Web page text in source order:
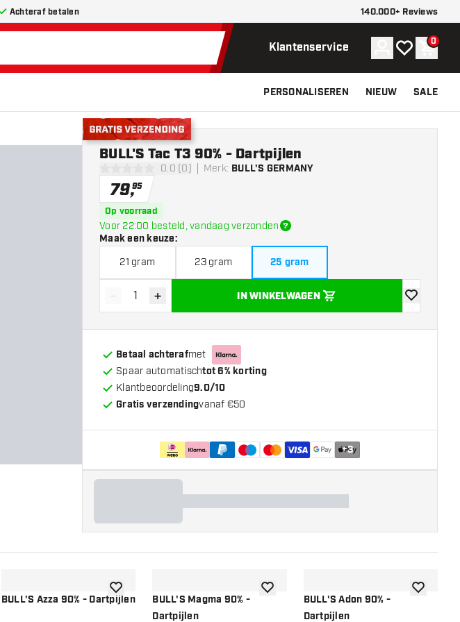
Achteraf betalen 140.000+ Reviews
Klantenservice Account
Mijn 0
PERSONALISEREN NIEUW SALE
Gratis verzending
0 score sterren0.0 (0) Merk: BULL'S GERMANY
BULL'S Tac T3 90% - Dartpijlen
79,95
Op voorraad
Voor 22:00 besteld, vandaag verzonden
Maak een keuze:
21 gram 23 gram 25 gram
Verminder hoeveelheid
- Verhoog hoeveelheid
+ IN WINKELWAGEN
toevoegen
Betaal achterafmet
Spaar automatischtot 6% korting
Klantbeoordeling9.0/10
Gratis verzendingvanaf €50
+3
aan verlanglijst
BULL'S Azza 90% - Dartpijlentoevoegen aan verlanglijst
BULL'S Magma 90% -
Dartpijlen
toevoegen aan verlanglijst
BULL'S Adon 90% -
Dartpijlen